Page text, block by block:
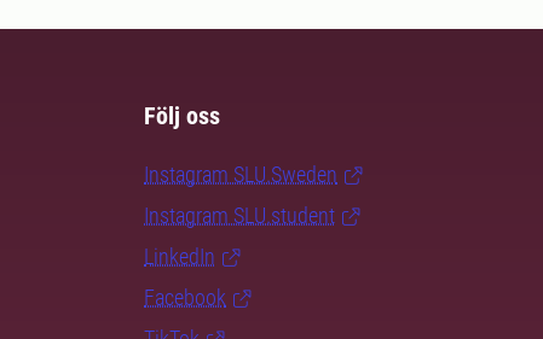
Följ oss
Instagram SLU.Sweden
Instagram SLU.student
LinkedIn
Facebook